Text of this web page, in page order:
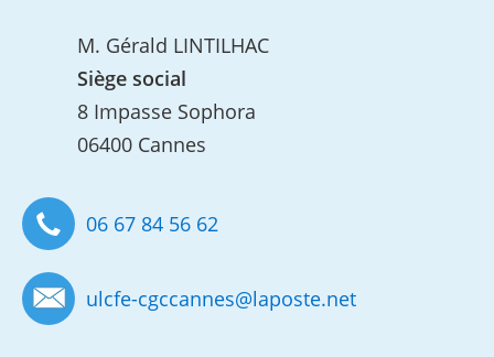
M. Gérald LINTILHAC
Siège social
8 Impasse Sophora
06400 Cannes
06 67 84 56 62
ulcfe-cgccannes@laposte.net